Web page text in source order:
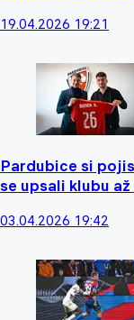
19.04.2026 19:21
Pardubice si
se upsali klubu
03.04.2026 19:42